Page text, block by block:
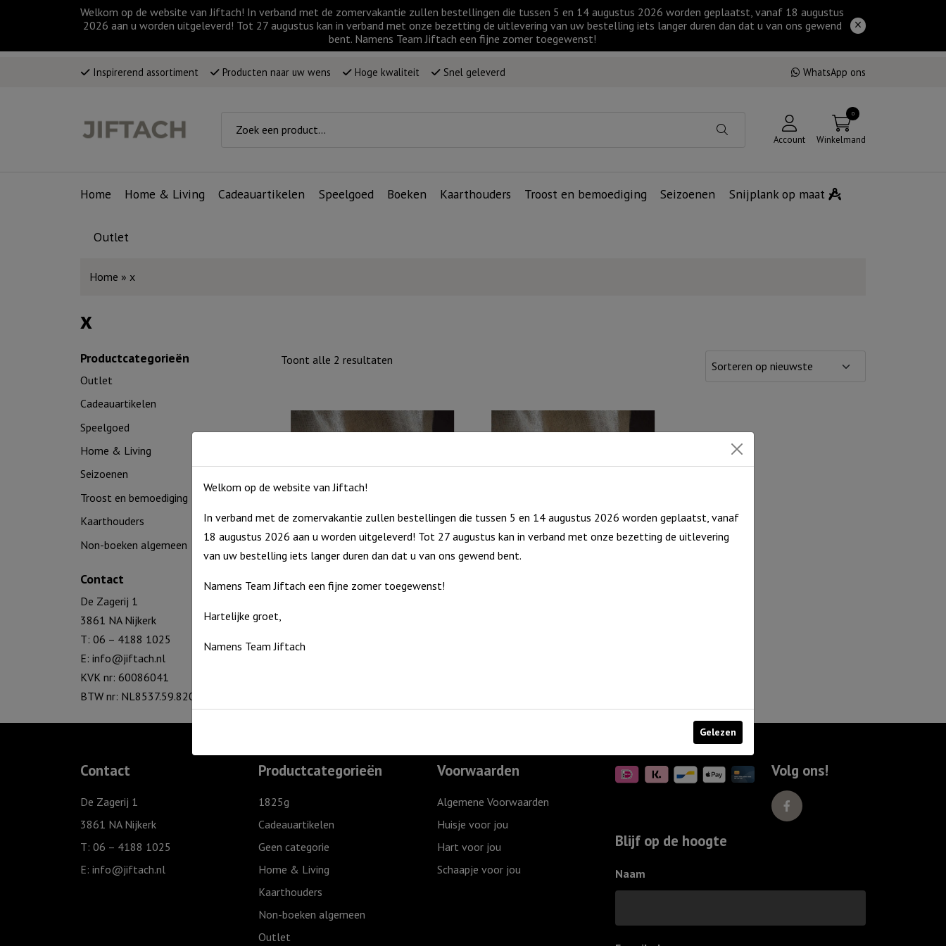
Welkom op de website van Jiftach! In verband met de zomervakantie zullen bestellingen die tussen 5 en 14 augustus 2026 worden geplaatst, vanaf 18 augustus
2026 aan u worden uitgeleverd! Tot 27 augustus kan in verband met onze bezetting de uitlevering van uw bestelling iets langer duren dan dat u van ons gewend
bent. Namens Team Jiftach een fijne zomer toegewenst!
Inspirerend assortiment Producten naar uw wens Hoge kwaliteit Snel geleverd WhatsApp ons
Account
0
Winkelmand
Home Home & Living Cadeauartikelen Speelgoed Boeken Kaarthouders Troost en bemoediging Seizoenen Snijplank op maat
Outlet
Home » x
x
Productcategorieën
Outlet
Cadeauartikelen
Speelgoed
Home & Living
Seizoenen
Troost en bemoediging
Kaarthouders
Non-boeken algemeen
Contact
De Zagerij 1
3861 NA Nijkerk
T: 06 – 4188 1025
E: info@jiftach.nl
KVK nr: 60086041
BTW nr: NL8537.59.820.B01
Toont alle 2 resultaten
Boomstam Berk M, Vrede
€ 8,95
Boomstam Berk S, Licht
Contact
De Zagerij 1
3861 NA Nijkerk
T: 06 – 4188 1025
E: info@jiftach.nl
Productcategorieën
1825g
Cadeauartikelen
Geen categorie
Home & Living
Kaarthouders
Non-boeken algemeen
Outlet
Voorwaarden
Algemene Voorwaarden
Huisje voor jou
Hart voor jou
Schaapje voor jou
Volg ons!
Blijf op de hoogte
Naam
Welkom op de website van Jiftach!
In verband met de zomervakantie zullen bestellingen die tussen 5 en 14 augustus 2026 worden geplaatst, vanaf
18 augustus 2026 aan u worden uitgeleverd! Tot 27 augustus kan in verband met onze bezetting de uitlevering
van uw bestelling iets langer duren dan dat u van ons gewend bent.
Namens Team Jiftach een fijne zomer toegewenst!
Hartelijke groet,
Namens Team Jiftach
Gelezen